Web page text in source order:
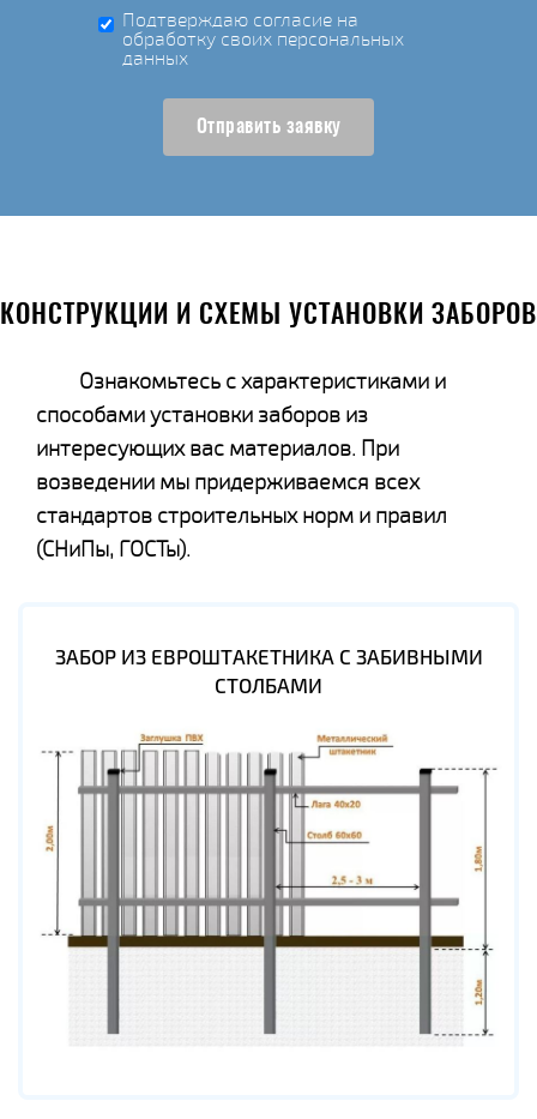
Подтверждаю согласие на
обработку своих персональных
данных
Отправить заявку
КОНСТРУКЦИИ И СХЕМЫ УСТАНОВКИ ЗАБОРОВ
Ознакомьтесь с характеристиками и
способами установки заборов из
интересующих вас материалов. При
возведении мы придерживаемся всех
стандартов строительных норм и правил
(СНиПы, ГОСТы).
ЗАБОР ИЗ ЕВРОШТАКЕТНИКА С ЗАБИВНЫМИ
СТОЛБАМИ